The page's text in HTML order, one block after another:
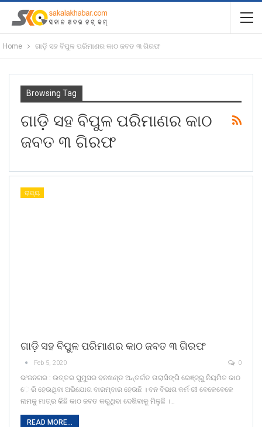
Home ଗାଡ଼ି ସହ ବିପୁଳ ପରିମାଣର କାଠ ଜବତ ୩ ଗିରଫ
Browsing Tag
ଗାଡ଼ି ସହ ବିପୁଳ ପରିମାଣର କାଠ
ଜବତ ୩ ଗିରଫ
ରାଜ୍ୟ
ଗାଡ଼ି ସହ ବିପୁଳ ପରିମାଣର କାଠ ଜବତ ୩ ଗିରଫ
Feb 5, 2020 0
ଭଂଜନଗର : ଉତ୍ତର ଘୁମୁସର ବନଖଣ୍ଡ ଅନ୍ତର୍ଗତ ତାରାସିଙ୍ଗି ରେଞ୍ଜ୍ରୁ ନିୟମିତ କାଠ
େ·ରି ହେଉଥିବା ଅଭିଯୋଗ ବାରମ୍ବାର ହେଉଛି । ବନ ବିଭାଗ କର୍ମ·ରୀ ବେଳେବେଳେ
ନାମକୁ ମାତ୍ର କିଛି କାଠ ଜବତ କରୁଥିବା ଦେଖିବାକୁ ମିଳୁଛି ।…
READ MORE...